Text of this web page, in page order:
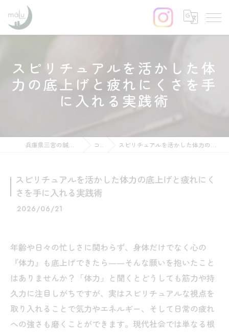
スピリチュアルを活かした体
力の底上げと疲れにくさを手
に入れる実践術
兵庫県三宮の鍼灸ならはりきゅう maLu コラム スピリチュアルを活かした体力の底上げと疲れにくさを手に入れる実践術
スピリチュアルを活かした体力の底上げと疲れにく
さを手に入れる実践術
2026/06/21
年齢や日々の忙しさに関わらず、身体だけでなく心の
『体力』も底上げできたら――そんな願いを抱いたこと
はありませんか？「体力」と聞くとどうしても筋力や持
久力に注目しがちですが、実はスピリチュアルな視点を
取り入れることで気力やエネルギー、そして日常の疲れ
への強さも磨くことができます。現代社会では単なる根